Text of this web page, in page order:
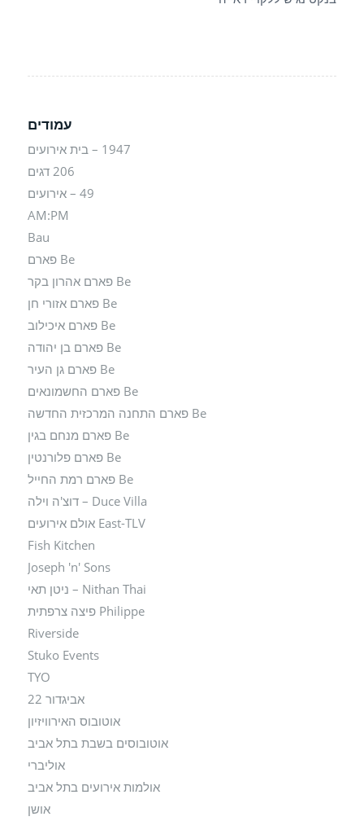
עמודים
1947 – בית אירועים
206 דגים
49 – אירועים
AM:PM
Bau
Be פארם
Be פארם אהרון בקר
Be פארם אזורי חן
Be פארם איכילוב
Be פארם בן יהודה
Be פארם גן העיר
Be פארם החשמונאים
Be פארם התחנה המרכזית החדשה
Be פארם מנחם בגין
Be פארם פלורנטין
Be פארם רמת החייל
Duce Villa – דוצ'ה וילה
East-TLV אולם אירועים
Fish Kitchen
Joseph 'n' Sons
Nithan Thai – ניטן תאי
Philippe פיצה צרפתית
Riverside
Stuko Events
TYO
אביגדור 22
אוטובוס האירוויזיון
אוטובוסים בשבת בתל אביב
אוליברי
אולמות אירועים בתל אביב
אושן